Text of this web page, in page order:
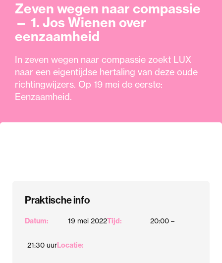
Zeven wegen naar compassie
— 1. Jos Wienen over
eenzaamheid
In zeven wegen naar compassie zoekt LUX
naar een eigentijdse hertaling van deze oude
richtingwijzers. Op 19 mei de eerste:
Eenzaamheid.
Praktische info
Datum: 19 mei 2022Tijd: 20:00 –
21:30 uurLocatie: